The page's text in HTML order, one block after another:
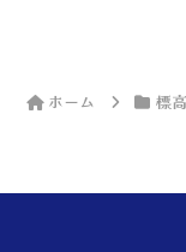
ホーム 標